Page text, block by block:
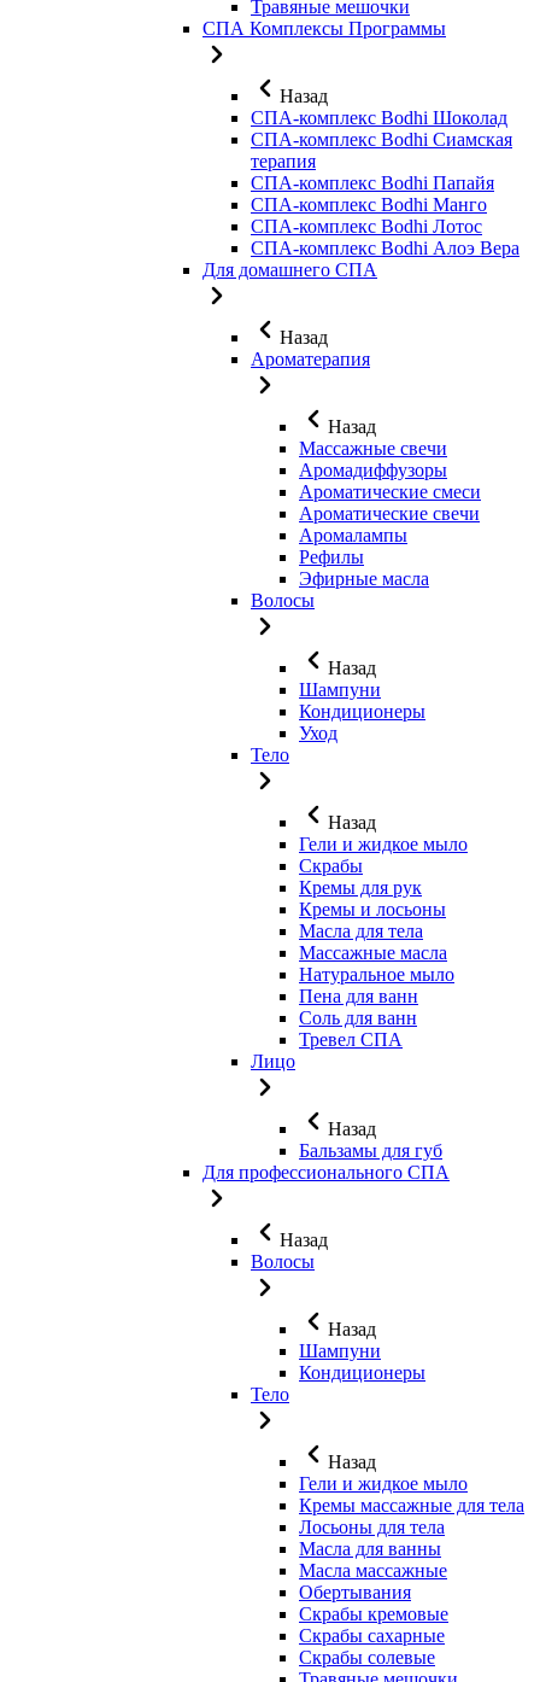
Травяные мешочки
СПА Комплексы Программы
Назад
СПА-комплекс Bodhi Шоколад
СПА-комплекс Bodhi Сиамская
терапия
СПА-комплекс Bodhi Папайя
СПА-комплекс Bodhi Манго
СПА-комплекс Bodhi Лотос
СПА-комплекс Bodhi Алоэ Вера
Для домашнего СПА
Назад
Ароматерапия
Назад
Массажные свечи
Аромадиффузоры
Ароматические смеси
Ароматические свечи
Аромалампы
Рефилы
Эфирные масла
Волосы
Назад
Шампуни
Кондиционеры
Уход
Тело
Назад
Гели и жидкое мыло
Скрабы
Кремы для рук
Кремы и лосьоны
Масла для тела
Массажные масла
Натуральное мыло
Пена для ванн
Соль для ванн
Тревел СПА
Лицо
Назад
Бальзамы для губ
Для профессионального СПА
Назад
Волосы
Назад
Шампуни
Кондиционеры
Тело
Назад
Гели и жидкое мыло
Кремы массажные для тела
Лосьоны для тела
Масла для ванны
Масла массажные
Обертывания
Скрабы кремовые
Скрабы сахарные
Скрабы солевые